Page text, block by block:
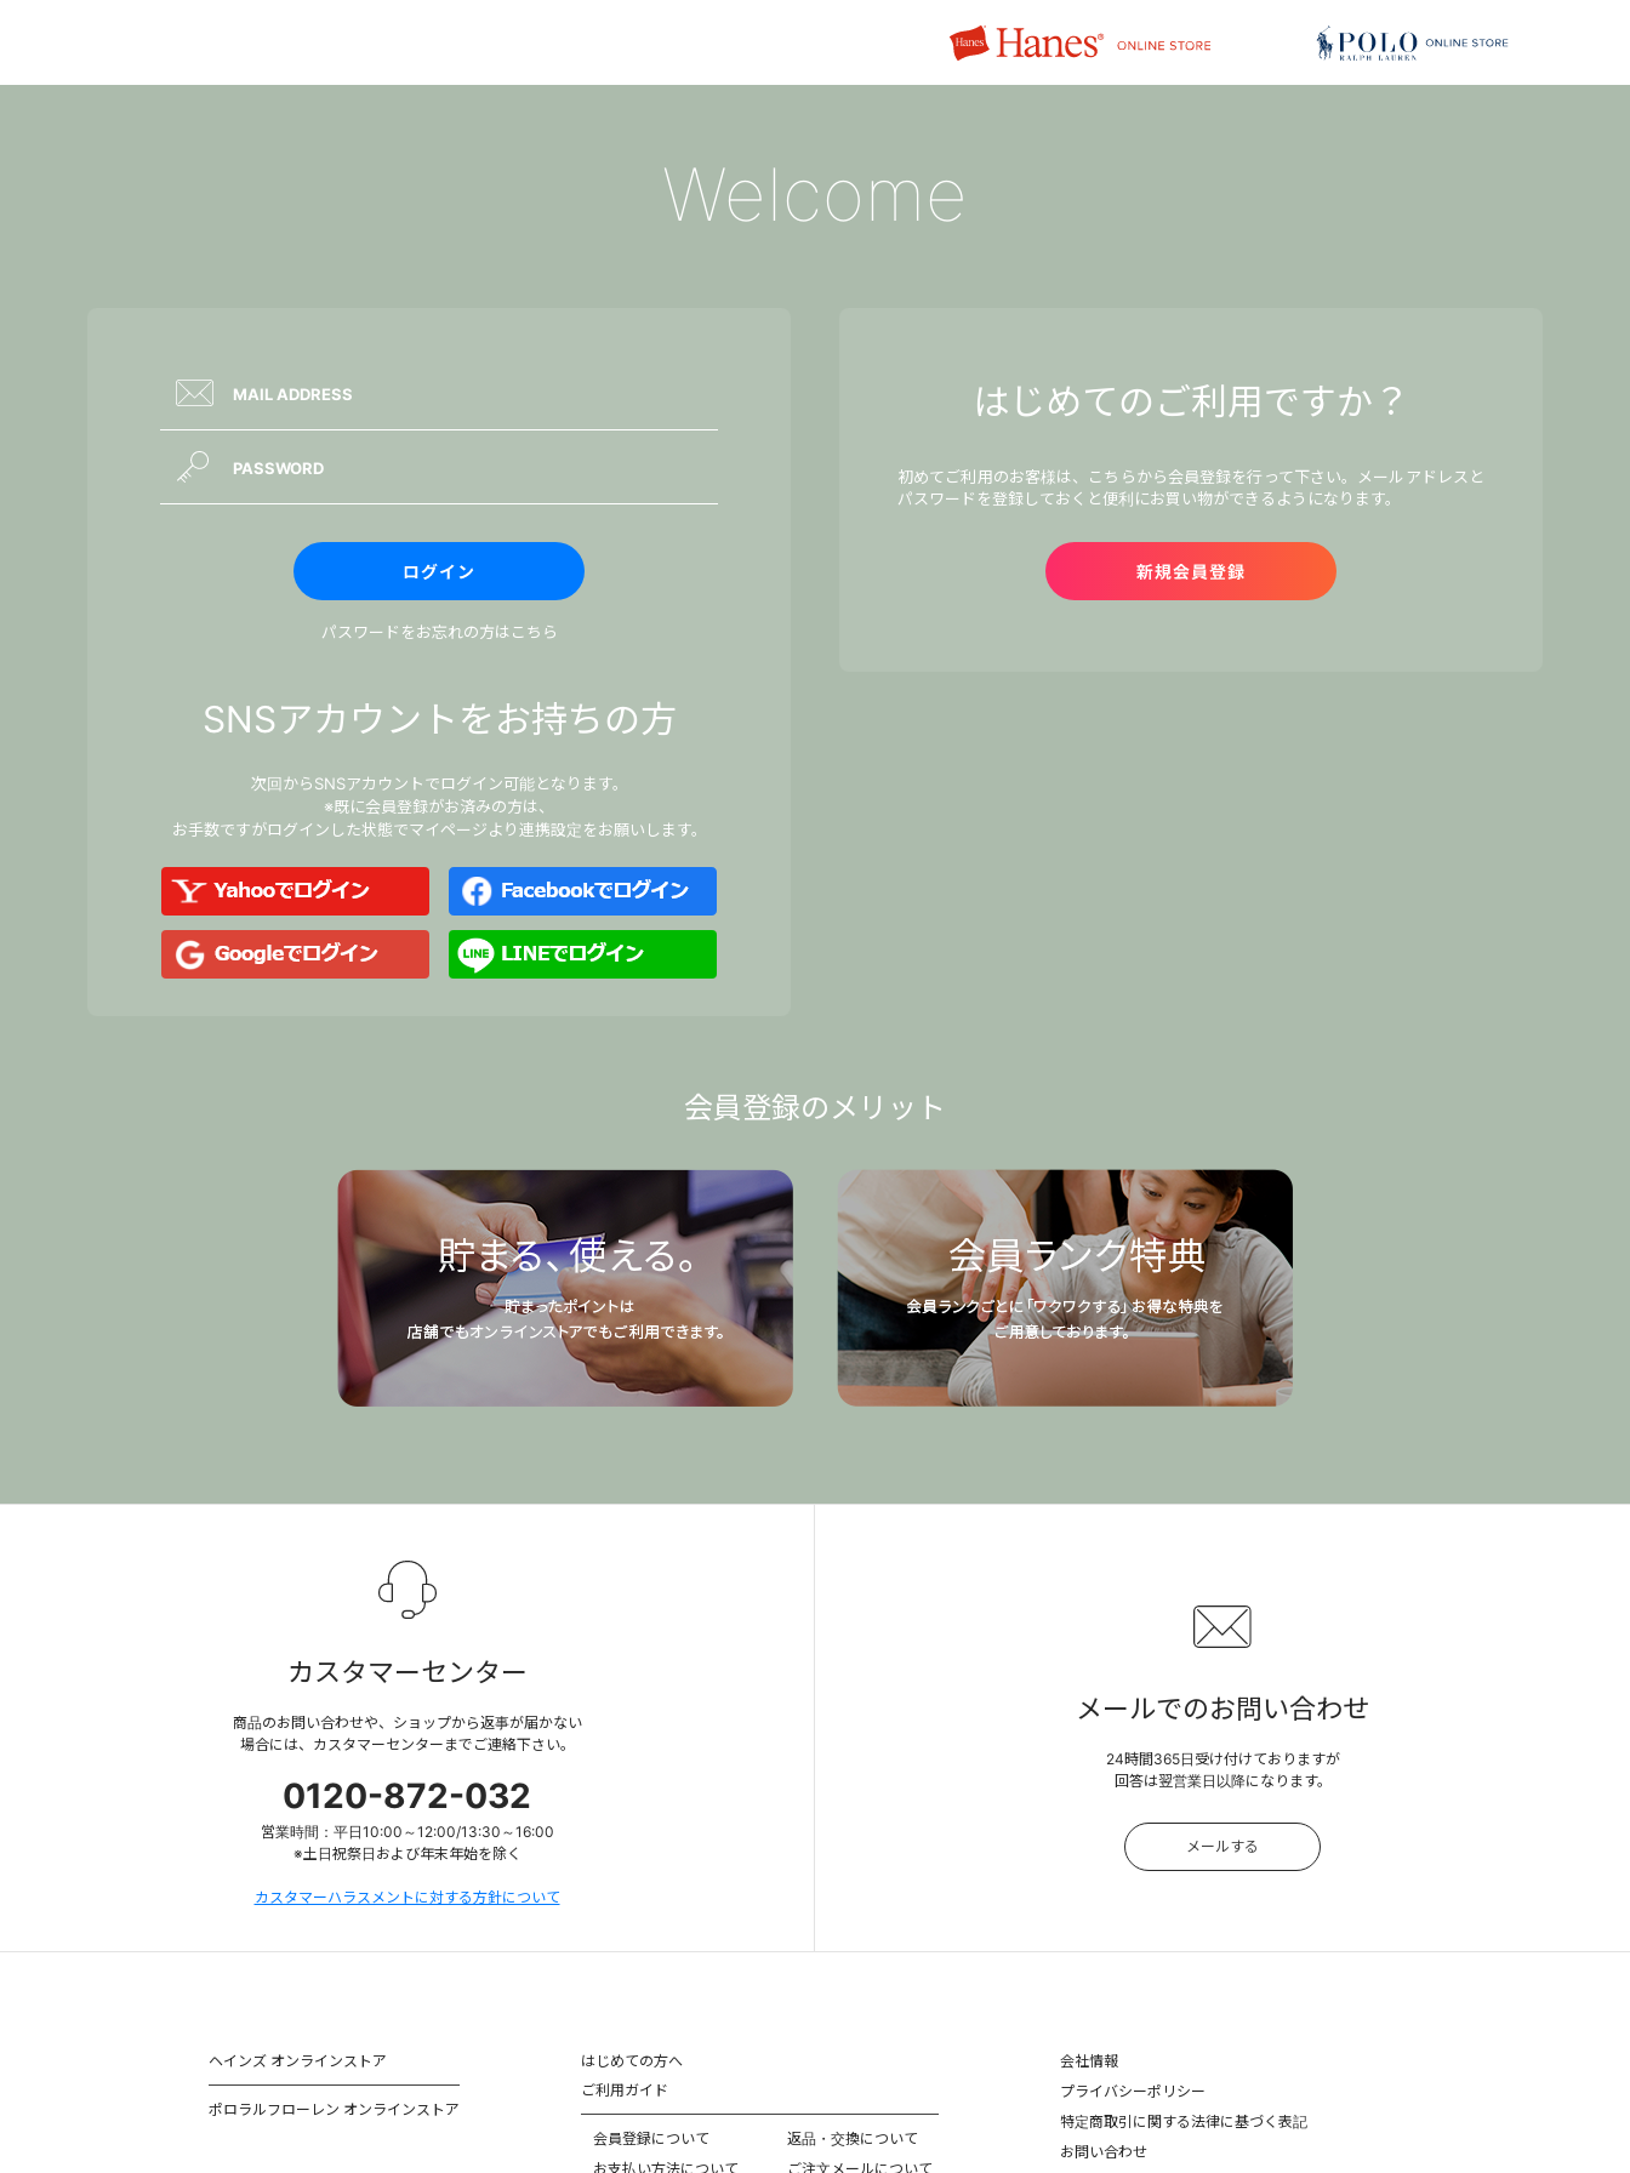
Welcome
パスワードをお忘れの方はこちら
SNSアカウントをお持ちの方
次回からSNSアカウントでログイン可能となります。
※既に会員登録がお済みの方は、
お手数ですがログインした状態でマイページより連携設定をお願いします。
はじめてのご利用ですか？
初めてご利用のお客様は、こちらから会員登録を行って下さい。メールアドレスと
パスワードを登録しておくと便利にお買い物ができるようになります。
会員登録のメリット
カスタマーセンター
商品のお問い合わせや、ショップから返事が届かない
場合には、カスタマーセンターまでご連絡下さい。
0120-872-032
営業時間：平日10:00～12:00/13:30～16:00
※土日祝祭日および年末年始を除く
カスタマーハラスメントに対する方針について
メールでのお問い合わせ
24時間365日受け付けておりますが
回答は翌営業日以降になります。
メールする
ヘインズ オンラインストア
ポロラルフローレン オンラインストア
はじめての方へ
ご利用ガイド
会員登録について
お支払い方法について
返品・交換について
ご注文メールについて
会社情報
プライバシーポリシー
特定商取引に関する法律に基づく表記
お問い合わせ